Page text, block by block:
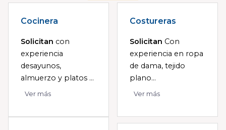
Cocinera
Solicitan con
experiencia
desayunos,
almuerzo y platos ...
Ver más
Costureras
Solicitan Con
experiencia en ropa
de dama, tejido
plano...
Ver más